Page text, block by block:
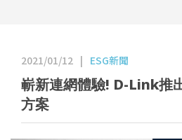
2021/01/12 | ESG新聞
嶄新連網體驗! D-Link推
方案